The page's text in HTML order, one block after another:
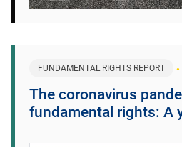
FUNDAMENTAL RIGHTS REPORT
The coronavirus
fundamental rights: A